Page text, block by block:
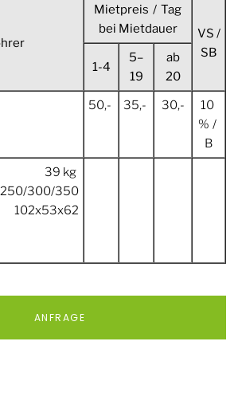
Mietpreis / Tag
bei Mietdauer
VS /
SB
1-4
5–
19
ab
20
50,- 35,- 30,-
10
% /
B
39 kg
300/350
102x53x62
ANFRAGE